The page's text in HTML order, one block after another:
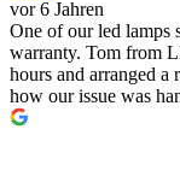
vor 6 Jahren
One of our led lamps
warranty. Tom from
hours and arranged a
how our issue was